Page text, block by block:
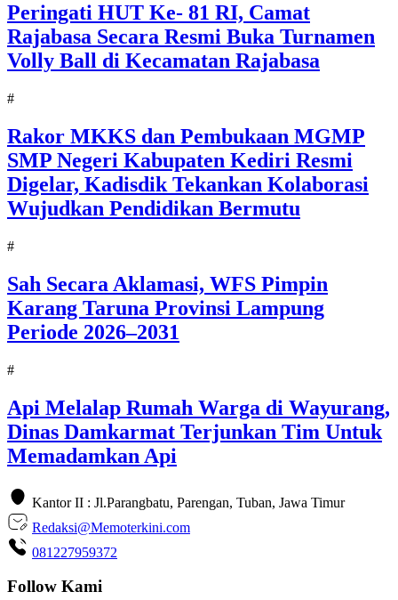
Peringati HUT Ke- 81 RI, Camat
Rajabasa Secara Resmi Buka Turnamen
Volly Ball di Kecamatan Rajabasa
#
Rakor MKKS dan Pembukaan MGMP
SMP Negeri Kabupaten Kediri Resmi
Digelar, Kadisdik Tekankan Kolaborasi
Wujudkan Pendidikan Bermutu
#
Sah Secara Aklamasi, WFS Pimpin
Karang Taruna Provinsi Lampung
Periode 2026–2031
#
Api Melalap Rumah Warga di Wayurang,
Dinas Damkarmat Terjunkan Tim Untuk
Memadamkan Api
Kantor II : Jl.Parangbatu, Parengan, Tuban, Jawa Timur
Redaksi@Memoterkini.com
081227959372
Follow Kami